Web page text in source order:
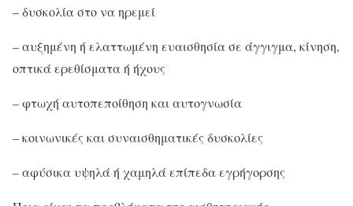
– δυσκολία στο να ηρεμεί
– αυξημένη ή ελαττωμένη ευαισθησία σε άγγιγμα, κίνηση,
οπτικά ερεθίσματα ή ήχους
– φτωχή αυτοπεποίθηση και αυτογνωσία
– κοινωνικές και συναισθηματικές δυσκολίες
– αφύσικα υψηλά ή χαμηλά επίπεδα εγρήγορσης